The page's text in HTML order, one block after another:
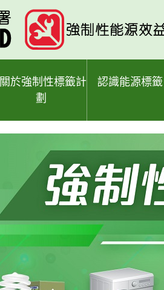
關於強制性標籤計
劃
認識能源標籤